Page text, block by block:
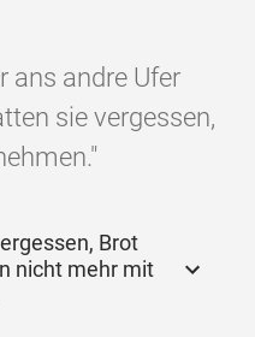
ans andre Ufer
sie vergessen,
Brot
nicht mehr mit